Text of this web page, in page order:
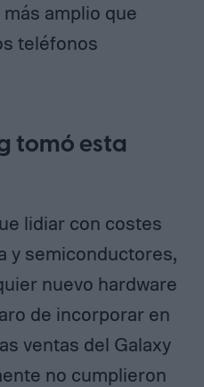
amplio que
teléfonos
tomó esta
lidiar con costes
y semiconductores,
nuevo hardware
de incorporar en
ventas del Galaxy
no cumplieron